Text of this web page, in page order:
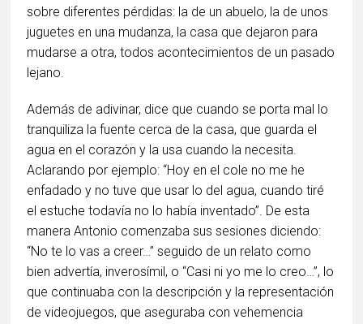
sobre diferentes pérdidas: la de un abuelo, la de unos
juguetes en una mudanza, la casa que dejaron para
mudarse a otra, todos acontecimientos de un pasado
lejano.
Además de adivinar, dice que cuando se porta mal lo
tranquiliza la fuente cerca de la casa, que guarda el
agua en el corazón y la usa cuando la necesita.
Aclarando por ejemplo: “Hoy en el cole no me he
enfadado y no tuve que usar lo del agua, cuando tiré
el estuche todavía no lo había inventado”. De esta
manera Antonio comenzaba sus sesiones diciendo:
“No te lo vas a creer…” seguido de un relato como
bien advertía, inverosímil, o “Casi ni yo me lo creo…”, lo
que continuaba con la descripción y la representación
de videojuegos, que aseguraba con vehemencia